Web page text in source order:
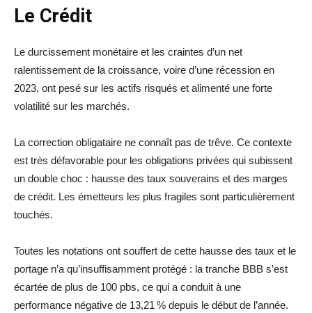
Le Crédit
Le durcissement monétaire et les craintes d’un net
ralentissement de la croissance, voire d’une récession en
2023, ont pesé sur les actifs risqués et alimenté une forte
volatilité sur les marchés.
La correction obligataire ne connaît pas de trêve. Ce contexte
est très défavorable pour les obligations privées qui subissent
un double choc : hausse des taux souverains et des marges
de crédit. Les émetteurs les plus fragiles sont particulièrement
touchés.
Toutes les notations ont souffert de cette hausse des taux et le
portage n’a qu’insuffisamment protégé : la tranche BBB s’est
écartée de plus de 100 pbs, ce qui a conduit à une
performance négative de 13,21 % depuis le début de l’année.